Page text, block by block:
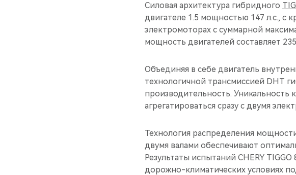
Силовая архитектура гибридного
двигателе 1.5 мощностью 147 л.с.,
электромоторах с суммарной
мощность двигателей составляет 235
Объединяя в себе двигатель
технологичной трансмиссией DHT
производительность. Уникальность
агрегатироваться сразу с двумя
Технология распределения
двумя валами обеспечивают
Результаты испытаний CHERY
дорожно-климатических условиях